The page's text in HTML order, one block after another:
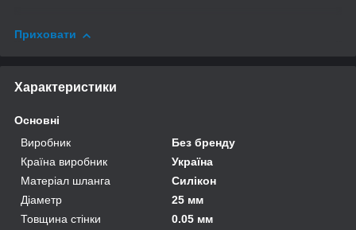
Приховати
Характеристики
Основні
Виробник
Без бренду
Країна виробник
Україна
Матеріал шланга
Силікон
Діаметр
25 мм
Товщина стінки
0.05 мм